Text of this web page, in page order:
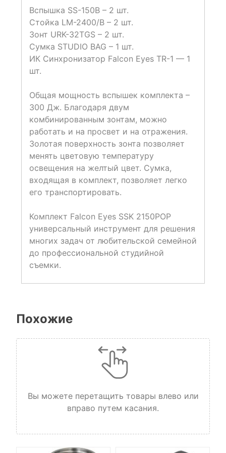
Вспышка SS-150B – 2 шт.
Стойка LM-2400/B – 2 шт.
Зонт URK-32TGS – 2 шт.
Сумка STUDIO BAG – 1 шт.
ИК Синхронизатор Falcon Eyes TR-1 — 1
шт.
Общая мощность вспышек комплекта –
300 Дж. Благодаря двум
комбинированным зонтам, можно
работать и на просвет и на отражения.
Золотая поверхность зонта позволяет
менять цветовую температуру
освещения на желтый цвет. Сумка,
входящая в комплект, позволяет легко
его транспортировать.
Комплект Falcon Eyes SSK 2150POP
универсальный инструмент для решения
многих задач от любительской семейной
до профессиональной студийной
съемки.
Похожие
Вы можете перетащить товары влево или
вправо путем касания.